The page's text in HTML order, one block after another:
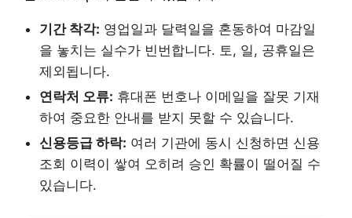
기간 착각: 영업일과 달력일을 혼동하여 마감일
을 놓치는 실수가 빈번합니다. 토, 일, 공휴일은
제외됩니다.
연락처 오류: 휴대폰 번호나 이메일을 잘못 기재
하여 중요한 안내를 받지 못할 수 있습니다.
신용등급 하락: 여러 기관에 동시 신청하면 신용
조회 이력이 쌓여 오히려 승인 확률이 떨어질 수
있습니다.